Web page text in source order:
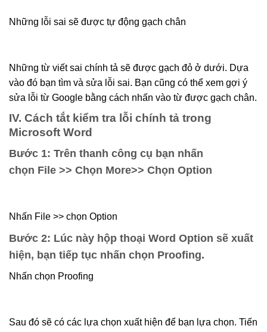
Những lỗi sai sẽ được tự động gạch chân
Những từ viết sai chính tả sẽ được gạch đỏ ở dưới. Dựa
vào đó bạn tìm và sửa lỗi sai. Bạn cũng có thể xem gợi ý
sửa lỗi từ Google bằng cách nhấn vào từ được gạch chân.
IV. Cách tắt kiểm tra lỗi chính tả trong
Microsoft Word
Bước 1: Trên thanh công cụ bạn nhấn
chọn File >> Chọn More>> Chọn Option
Nhấn File >> chọn Option
Bước 2: Lúc này hộp thoại Word Option sẽ xuất
hiện, bạn tiếp tục nhấn chọn Proofing.
Nhấn chọn Proofing
Sau đó sẽ có các lựa chọn xuất hiện để bạn lựa chọn. Tiến